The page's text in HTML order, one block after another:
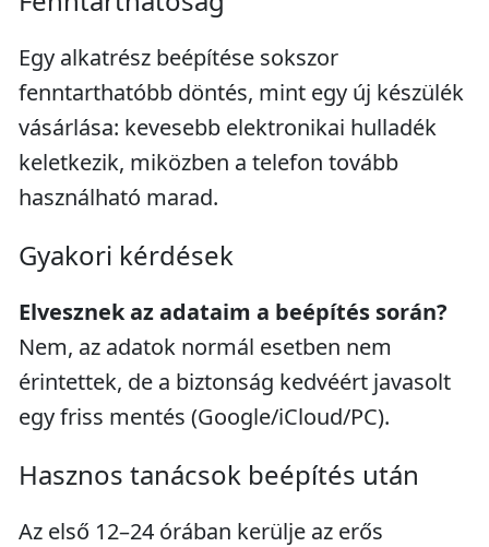
Egy alkatrész beépítése sokszor
fenntarthatóbb döntés, mint egy új készülék
vásárlása: kevesebb elektronikai hulladék
keletkezik, miközben a telefon tovább
használható marad.
Gyakori kérdések
Elvesznek az adataim a beépítés során?
Nem, az adatok normál esetben nem
érintettek, de a biztonság kedvéért javasolt
egy friss mentés (Google/iCloud/PC).
Hasznos tanácsok beépítés után
Az első 12–24 órában kerülje az erős